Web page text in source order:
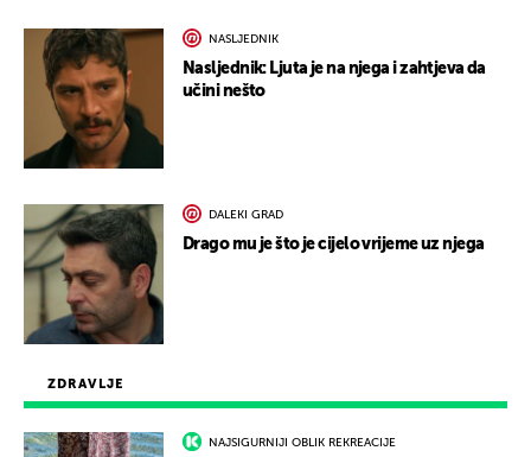
ZDRAVLJE
NAJSIGURNIJI OBLIK REKREACIJE
NASLJEDNIK
Nasljednik: Ljuta je na njega i zahtjeva da
učini nešto
DALEKI GRAD
Drago mu je što je cijelo vrijeme uz njega